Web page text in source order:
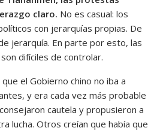
claro. No es casual: los
con jerarquías propias. De
jerarquía. En parte por esto, las
difíciles de controlar.
el Gobierno chino no iba a
y era cada vez más probable
cautela y propusieron a
lucha. Otros creían que había que